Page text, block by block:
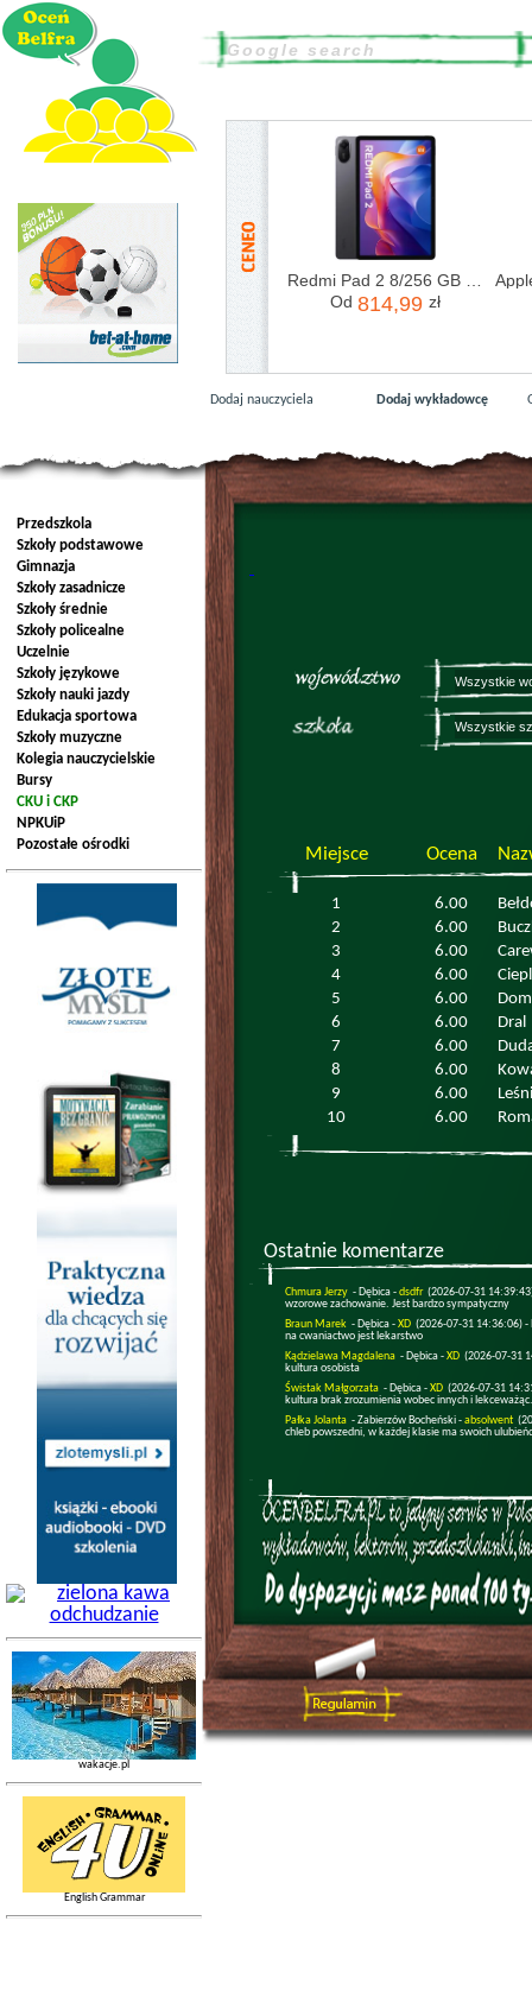
Od 814,99 zł
Dodaj nauczyciela Dodaj wykładowcę
Miejsce Ocena
1 6.00
2
6.00
3
6.00
4
6.00
5
6.00
6
6.00
Dral
7
6.00
8
6.00
9
6.00
10
6.00
Ostatnie komentarze
Chmura Jerzy - Dębica -dsdfr (2026-07-31
wzorowe zachowanie. Jest bardzo sympatyczny
Braun Marek - Dębica -XD (2026-07-31 14:36:06) -
na cwaniactwo jest lekarstwo
Kądzielawa Magdalena - Dębica -XD (2026-07-31
kultura osobista
Świstak Małgorzata - Dębica -XD (2026-07-31
kultura brak zrozumienia wobec innych i
Pałka Jolanta - Zabierzów Bocheński -absolwent
chleb powszedni, w każdej klasie ma swoich
Przedszkola
Szkoły podstawowe
Gimnazja
Szkoły zasadnicze
Szkoły średnie
Szkoły policealne
Uczelnie
Szkoły językowe
Szkoły nauki jazdy
Edukacja sportowa
Szkoły muzyczne
Kolegia nauczycielskie
Bursy
CKU i CKP
NPKUiP
Pozostałe ośrodki
wakacje.pl
English Grammar